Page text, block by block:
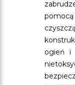
ogień i